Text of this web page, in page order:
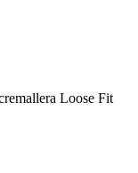
Loose Fit